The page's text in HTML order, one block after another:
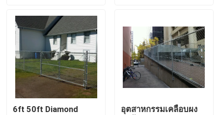
รั้วตาข่ายความปลอดภัยสูง
รั้วรักษาความปลอดภัย V Mesh
รั้วเชื่อมโยงห่วงโซ่
รั้วเหล็กดัด
6ft 50ft Diamond
อุตสาหกรรมเคลือบผง